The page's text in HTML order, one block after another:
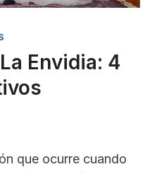
Envidia: 4
que ocurre cuando